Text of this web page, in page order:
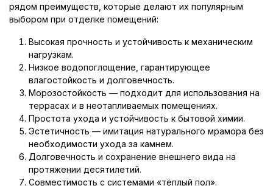
рядом преимуществ, которые делают их популярным
выбором при отделке помещений:
Высокая прочность и устойчивость к механическим
нагрузкам.
Низкое водопоглощение, гарантирующее
влагостойкость и долговечность.
Морозостойкость — подходит для использования на
террасах и в неотапливаемых помещениях.
Простота ухода и устойчивость к бытовой химии.
Эстетичность — имитация натурального мрамора без
необходимости ухода за камнем.
Долговечность и сохранение внешнего вида на
протяжении десятилетий.
Совместимость с системами «тёплый пол».